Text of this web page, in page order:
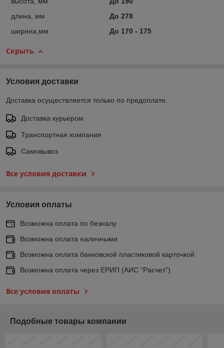
длина, мм
До 278
ширина,мм
До 170 - 175
Скрыть
Условия доставки
Доставка осуществляется только по предоплате.
Доставка курьером
Транспортная компания
Самовывоз
Все условия доставки
Условия оплаты
Возможна оплата по безналу
Возможна оплата наличными
Возможна оплата банковской пластиковой карточкой
Возможна оплата через ЕРИП (АИС "Расчет")
Все условия оплаты
Подобные товары компании